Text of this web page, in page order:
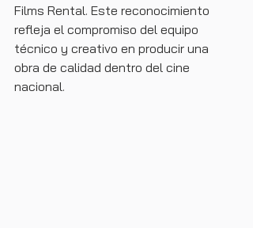
Films Rental. Este reconocimiento
refleja el compromiso del equipo
técnico y creativo en producir una
obra de calidad dentro del cine
nacional.